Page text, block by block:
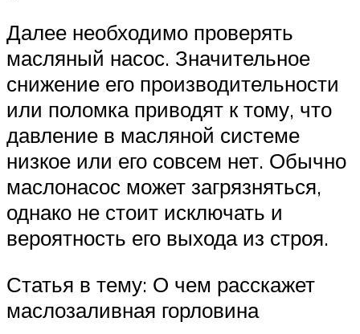
Далее необходимо проверять
масляный насос. Значительное
снижение его производительности
или поломка приводят к тому, что
давление в масляной системе
низкое или его совсем нет. Обычно
маслонасос может загрязняться,
однако не стоит исключать и
вероятность его выхода из строя.
Статья в тему: О чем расскажет
маслозаливная горловина